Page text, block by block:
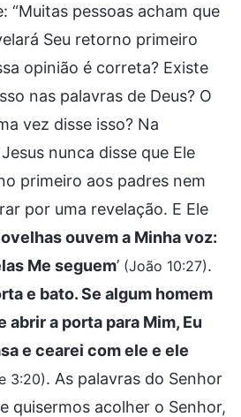
“Muitas pessoas acham que
Seu retorno primeiro
opinião é correta? Existe
nas palavras de Deus? O
vez disse isso? Na
nunca disse que Ele
primeiro aos padres nem
por uma revelação. E Ele
ouvem a Minha voz:
Me seguem’ (João 10:27).
e bato. Se algum homem
abrir a porta para Mim, Eu
e cearei com ele e ele
3:20). As palavras do Senhor
quisermos acolher o Senhor,